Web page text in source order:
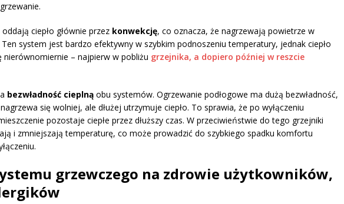
ciepło głównie przez konwekcję, co oznacza, że nagrzewają powietrze w
system jest bardzo efektywny w szybkim podnoszeniu temperatury, jednak ciepło
nierównomiernie – najpierw w pobliżu grzejnika, a dopiero później w reszcie
bezwładność cieplną obu systemów. Ogrzewanie podłogowe ma dużą bezwładność,
się wolniej, ale dłużej utrzymuje ciepło. To sprawia, że po wyłączeniu
pozostaje ciepłe przez dłuższy czas. W przeciwieństwie do tego grzejniki
i zmniejszają temperaturę, co może prowadzić do szybkiego spadku komfortu
grzewczego na zdrowie użytkowników,